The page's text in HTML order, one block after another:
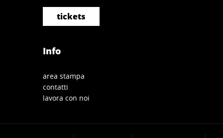
tickets
Info
area stampa
contatti
lavora con noi